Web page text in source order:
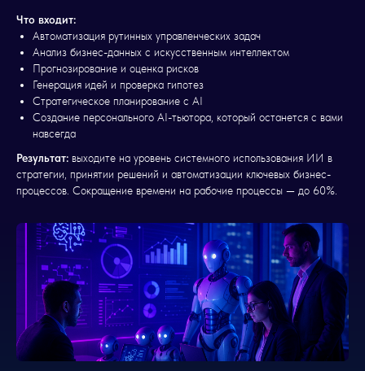
Что входит:
Автоматизация рутинных управленческих задач
Анализ бизнес-данных с искусственным интеллектом
Прогнозирование и оценка рисков
Генерация идей и проверка гипотез
Стратегическое планирование с AI
Создание персонального AI-тьютора, который останется с вами
навсегда
Результат: выходите на уровень системного использования ИИ в
стратегии, принятии решений и автоматизации ключевых бизнес-
процессов. Сокращение времени на рабочие процессы — до 60%.
он действительно нужен, давайте
обсудим, как это может работать
в вашем случае. Буду рада помочь
сделать следующий шаг вместе.
СВЯЗАТЬСЯ СО МНОЙ
© 2025 Все права защищены.